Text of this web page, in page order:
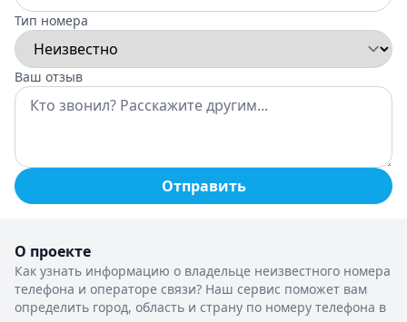
Тип номера
Ваш отзыв
Отправить
О проекте
Как узнать информацию о владельце неизвестного номера
телефона и операторе связи? Наш сервис поможет вам
определить город, область и страну по номеру телефона в